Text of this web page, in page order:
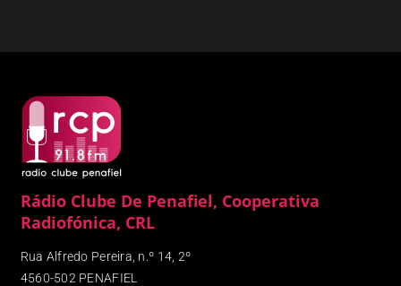
Rádio Clube De Penafiel, Cooperativa
Radiofónica, CRL
Rua Alfredo Pereira, n.º 14, 2º
4560-502 PENAFIEL